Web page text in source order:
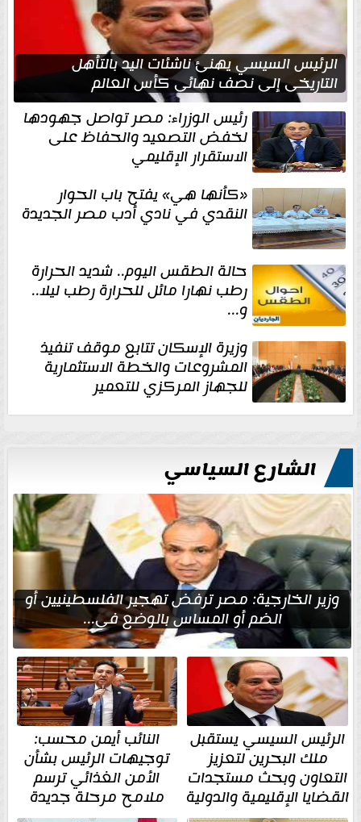
الرئيس السيسي يهنئ ناشئات اليد بالتأهل
التاريخي إلى نصف نهائي كأس العالم
رئيس الوزراء: مصر تواصل جهودها
لخفض التصعيد والحفاظ على
الاستقرار الإقليمي
«كأنها هي» يفتح باب الحوار
النقدي في نادي أدب مصر الجديدة
حالة الطقس اليوم.. شديد الحرارة
رطب نهارا مائل للحرارة رطب ليلا..
و...
وزيرة الإسكان تتابع موقف تنفيذ
المشروعات والخطة الاستثمارية
للجهاز المركزي للتعمير
الشارع السياسي
وزير الخارجية: مصر ترفض تهجير الفلسطينيين أو
الضم أو المساس بالوضع في...
الرئيس السيسي يستقبل
ملك البحرين لتعزيز
التعاون وبحث مستجدات
القضايا الإقليمية والدولية
النائب أيمن محسب:
توجيهات الرئيس بشأن
الأمن الغذائي ترسم
ملامح مرحلة جديدة